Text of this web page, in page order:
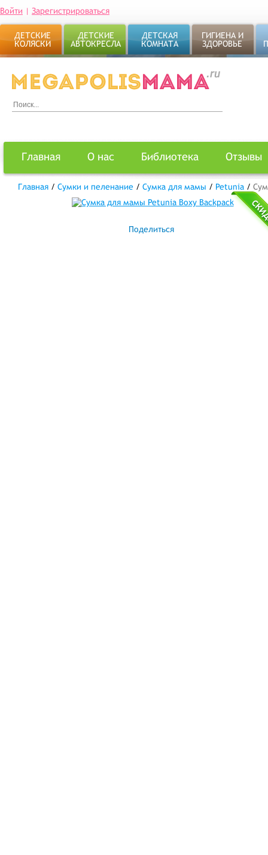
Войти | Зарегистрироваться
ДЕТСКИЕ
КОЛЯСКИ
ДЕТСКИЕ
АВТОКРЕСЛА
ДЕТСКАЯ
КОМНАТА
ГИГИЕНА И
ЗДОРОВЬЕ
Главная О нас Библиотека Отзывы
Главная / Сумки и пеленание / Сумка для мамы / Petunia /
Поделиться